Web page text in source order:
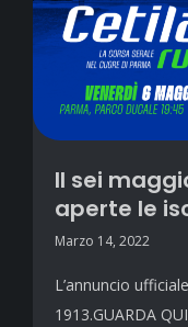
Il sei
aperte le
Marzo 14, 2022
L’annuncio
1913.GUARDA